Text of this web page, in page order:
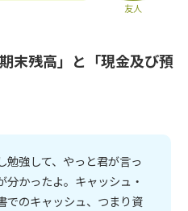
友人
末残高」と「現金及び預
勉強して、やっと君が言っ
分かったよ。キャッシュ・
でのキャッシュ、つまり資